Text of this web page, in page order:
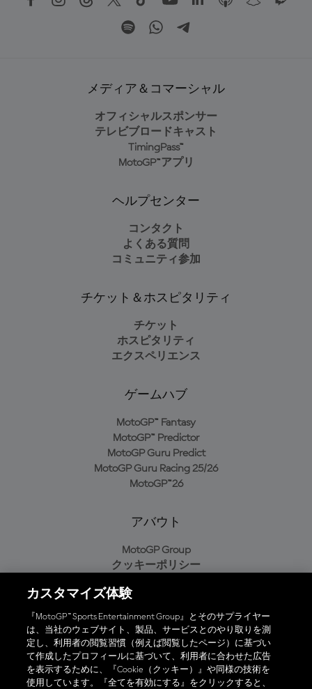
メディア＆コマーシャル
オフィシャルスポンサー
テレビブロードキャスト
TimingPass™
MotoGP™アプリ
ヘルプセンター
コンタクト
よくある質問
コミュニティ参加
チケット＆ホスピタリティ
チケット
ホスピタリティ
エクスペリエンス
ゲームハブ
MotoGP™ Fantasy
MotoGP™ Predictor
MotoGP Guru Predict
MotoGP Guru Racing 25/26
MotoGP™26
アバウト
MotoGP Group
クッキーポリシー
プライバシーポリシー
購入ポリシー
オフィシャルアプリ
カスタマイズ体験
『MotoGP™ Sports Entertainment Group』とそのサプライヤー
は、当社のウェブサイト、製品、サービスとのやり取りを測
定し、利用者の閲覧習慣（例えば閲覧したページ）に基づい
て作成したプロフィールに基づいて、利用者に合わせた広告
を表示するために、『Cookie（クッキー）』や同様の技術を
使用しています。『全てを有効にする』をクリックすると、